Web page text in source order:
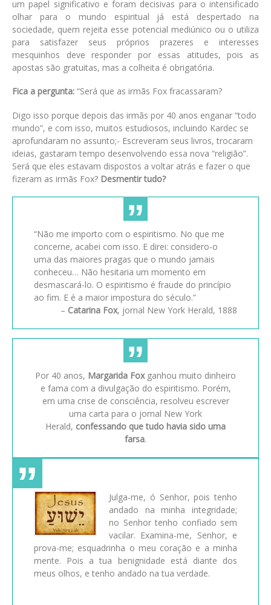
um papel significativo e foram decisivas para o intensificado
olhar para o mundo espiritual já está despertado na
sociedade, quem rejeita esse potencial mediúnico ou o utiliza
para satisfazer seus próprios prazeres e interesses
mesquinhos deve responder por essas atitudes, pois as
apostas são gratuitas, mas a colheita é obrigatória.
Fica a pergunta: “Será que as irmãs Fox fracassaram?
Digo isso porque depois das irmãs por 40 anos enganar “todo
mundo”, e com isso, muitos estudiosos, incluindo Kardec se
aprofundaram no assunto;- Escreveram seus livros, trocaram
ideias, gastaram tempo desenvolvendo essa nova “religião”.
Será que eles estavam dispostos a voltar atrás e fazer o que
fizeram as irmãs Fox? Desmentir tudo?
“Não me importo com o espiritismo. No que me
concerne, acabei com isso. E direi: considero-o
uma das maiores pragas que o mundo jamais
conheceu… Não hesitaria um momento em
desmascará-lo. O espiritismo é fraude do princípio
ao fim. E é a maior impostura do século.”
– Catarina Fox, jornal New York Herald, 1888
Por 40 anos, Margarida Foxganhou muito dinheiro
e fama com a divulgação do espiritismo. Porém,
em uma crise de consciência, resolveu escrever
uma carta para o jornal New York
Herald, confessando que tudo havia sido uma
farsa.
Julga-me, ó Senhor, pois tenho
andado na minha integridade;
no Senhor tenho confiado sem
vacilar. Examina-me, Senhor, e
prova-me; esquadrinha o meu coração e a minha
mente. Pois a tua benignidade está diante dos
meus olhos, e tenho andado na tua verdade.